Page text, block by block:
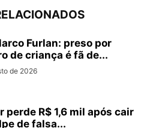
Furlan: preso por
de criança é fã de...
de 2026
perde R$ 1,6 mil após cair
de falsa...